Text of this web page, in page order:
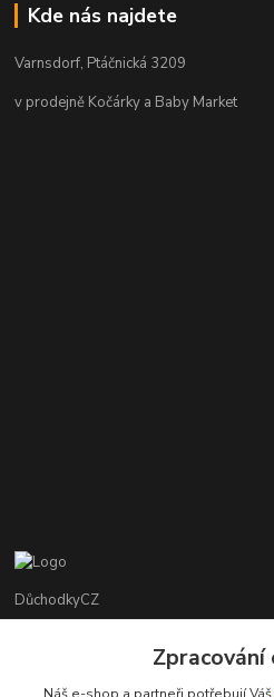
Kde nás najdete
Varnsdorf, Ptáčnická 3209
v prodejně Kočárky a Baby Market
DůchodkyCZ
+420 412384749
Zpracování